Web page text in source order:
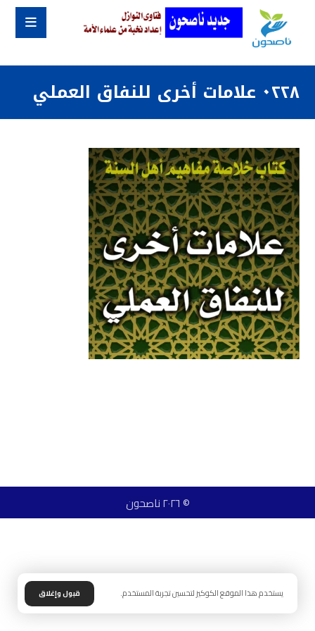
٠٢٢٨ علامات أخرى للنفاق العملي
© ٢٠٢٦ ناصحون
يستخدم هذا الموقع الكوكيز لتحسين تجربة المستخدم. قبول وإغلاق